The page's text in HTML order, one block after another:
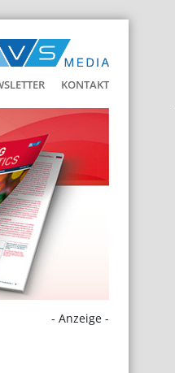
KONTAKT
- Anzeige -